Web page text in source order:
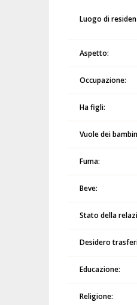
Luogo di
Aspetto:
Occupazione:
Ha figli:
Vuole dei
Fuma:
Beve:
Stato della
Desidero
Educazione:
Religione: